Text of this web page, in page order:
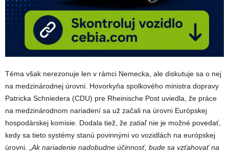
Téma však nerezonuje len v rámci Nemecka, ale diskutuje sa o nej
na medzinárodnej úrovni. Hovorkyňa spolkového ministra dopravy
Patricka Schniedera (CDU) pre Rheinische Post uviedla, že práce
na medzinárodnom nariadení sa už začali na úrovni Európskej
hospodárskej komisie. Dodala tiež, že zatiaľ nie je možné povedať,
kedy sa tieto systémy stanú povinnými vo vozidlách na európskej
úrovni. „Ak nariadenie nadobudne účinnosť, bude sa vzťahovať na